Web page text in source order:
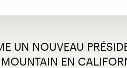
UN NOUVEAU
EN